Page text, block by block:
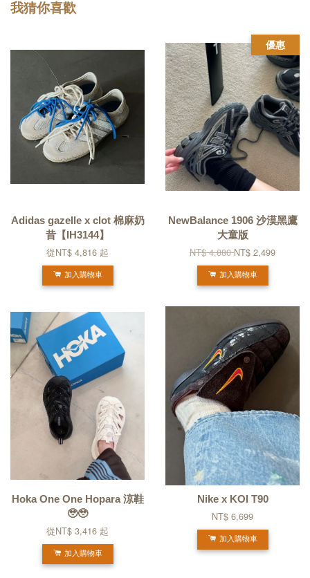
我猜你喜歡
Adidas gazelle x clot 棉麻奶
昔【IH3144】
從NT$ 4,816 起
加入購物車
優惠
NewBalance 1906 沙漠黑鷹
大童版
NT$ 4,880NT$ 2,499
加入購物車
Hoka One One Hopara 涼鞋
🥹🥹
從NT$ 3,416 起
加入購物車
Nike x KOI T90
NT$ 6,699
加入購物車